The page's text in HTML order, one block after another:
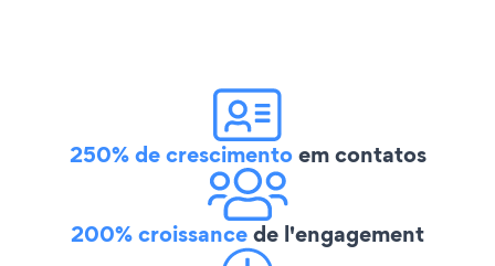
250% de crescimentoem contatos
200% croissancede l'engagement